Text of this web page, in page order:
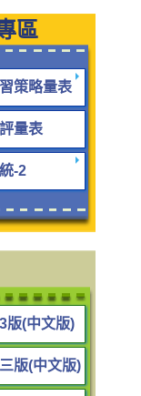
區
策略量表
量表
-2
版(中文版)
版(中文版)